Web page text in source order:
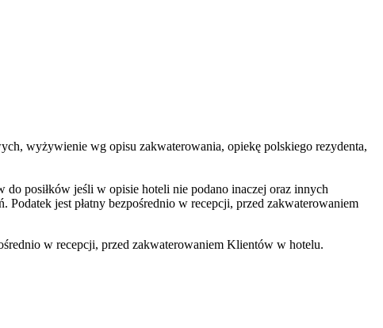
wyżywienie wg opisu zakwaterowania, opiekę polskiego rezydenta,
posiłków jeśli w opisie hoteli nie podano inaczej oraz innych
jest płatny bezpośrednio w recepcji, przed zakwaterowaniem
w recepcji, przed zakwaterowaniem Klientów w hotelu.